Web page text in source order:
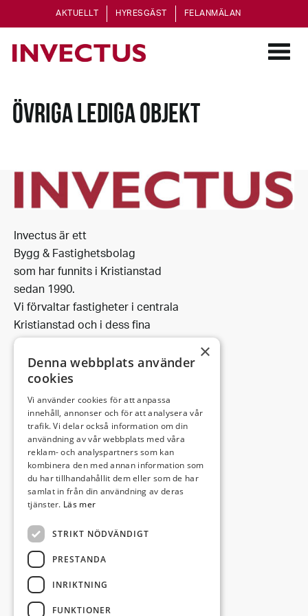
AKTUELLT HYRESGÄST FELANMÄLAN
ÖVRIGA LEDIGA OBJEKT
Invectus är ett
Bygg & Fastighetsbolag
som har funnits i Kristianstad
sedan 1990.
Vi förvaltar fastigheter i centrala
Kristianstad och i dess fina
omgivning.
Leveransadress:
Björkhemsvägen 9
291 54 Kristianstad
Besöksadress:
Västra Boulevarden 41
(enligt överenskommelse)
info@invectus.net
×
Denna webbplats använder
cookies
Vi använder cookies för att anpassa
innehåll, annonser och för att analysera vår
trafik. Vi delar också information om din
användning av vår webbplats med våra
reklam- och analyspartners som kan
kombinera den med annan information som
du har tillhandahållit dem eller som de har
samlat in från din användning av deras
tjänster. Läs mer
STRIKT NÖDVÄNDIGT
PRESTANDA
INRIKTNING
FUNKTIONER